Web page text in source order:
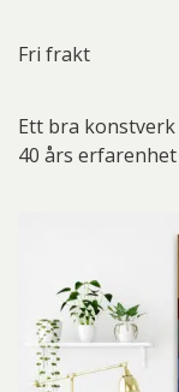
Fri frakt
Ett bra
40 års